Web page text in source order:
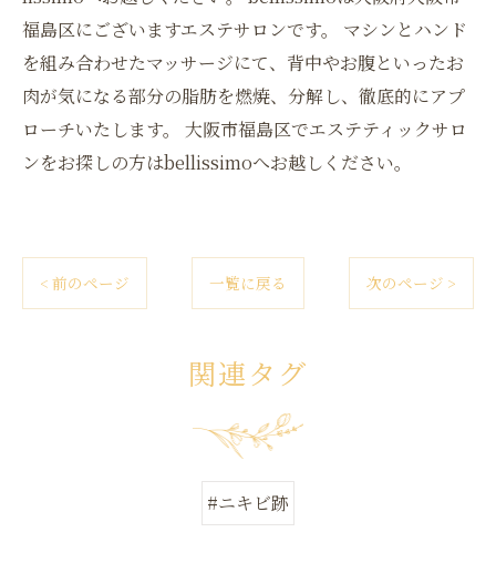
福島区にございますエステサロンです。 マシンとハンド
を組み合わせたマッサージにて、背中やお腹といったお
肉が気になる部分の脂肪を燃焼、分解し、徹底的にアプ
ローチいたします。 大阪市福島区でエステティックサロ
ンをお探しの方はbellissimoへお越しください。
< 前のページ 一覧に戻る 次のページ >
関連タグ
#ニキビ跡